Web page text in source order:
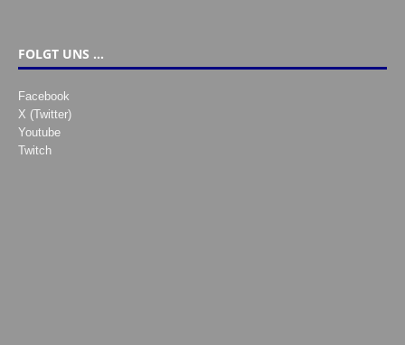
FOLGT UNS …
Facebook
X (Twitter)
Youtube
Twitch